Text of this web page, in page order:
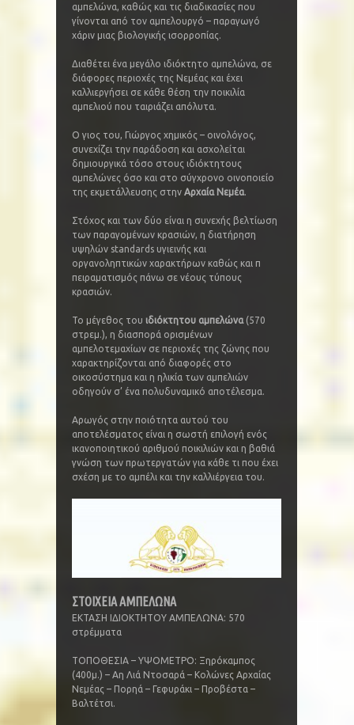
αμπελώνα, καθώς και τις διαδικασίες που
γίνονται από τον αμπελουργό – παραγωγό
χάριν μιας βιολογικής ισορροπίας.
Διαθέτει ένα μεγάλο ιδιόκτητο αμπελώνα, σε
διάφορες περιοχές της Νεμέας και έχει
καλλιεργήσει σε κάθε θέση την ποικιλία
αμπελιού που ταιριάζει απόλυτα.
Ο γιος του, Γιώργος χημικός – οινολόγος,
συνεχίζει την παράδοση και ασχολείται
δημιουργικά τόσο στους ιδιόκτητους
αμπελώνες όσο και στο σύγχρονο οινοποιείο
της εκμετάλλευσης στην Αρχαία Νεμέα.
Στόχος και των δύο είναι η συνεχής βελτίωση
των παραγομένων κρασιών, η διατήρηση
υψηλών standards υγιεινής και
οργανοληπτικών χαρακτήρων καθώς και π
πειραματισμός πάνω σε νέους τύπους
κρασιών.
Το μέγεθος του ιδιόκτητου αμπελώνα(570
στρεμ.), η διασπορά ορισμένων
αμπελοτεμαχίων σε περιοχές της ζώνης που
χαρακτηρίζονται από διαφορές στο
οικοσύστημα και η ηλικία των αμπελιών
οδηγούν σ’ ένα πολυδυναμικό αποτέλεσμα.
Αρωγός στην ποιότητα αυτού του
αποτελέσματος είναι η σωστή επιλογή ενός
ικανοποιητικού αριθμού ποικιλιών και η βαθιά
γνώση των πρωτεργατών για κάθε τι που έχει
σχέση με το αμπέλι και την καλλιέργεια του.
ΣΤΟΙΧΕΙΑ ΑΜΠΕΛΩΝΑ
ΕΚΤΑΣΗ ΙΔΙΟΚΤΗΤΟΥ ΑΜΠΕΛΩΝΑ: 570
στρέμματα
ΤΟΠΟΘΕΣΙΑ – ΥΨΟΜΕΤΡΟ: Ξηρόκαμπος
(400μ.) – Αη Λιά Ντοσαρά – Κολώνες Αρχαίας
Νεμέας – Πορηά – Γεφυράκι – Προβέστα –
Βαλτέτσι.